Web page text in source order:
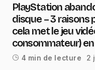
PlayStation
disque – 3 raisons
cela met le jeu
consommateur)
4 min de lecture 2